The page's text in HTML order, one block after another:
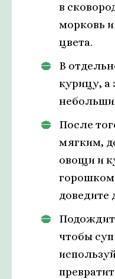
в
морковь
цвета.
В
курицу, а
После
мягким,
овощи и
доведите
чтобы